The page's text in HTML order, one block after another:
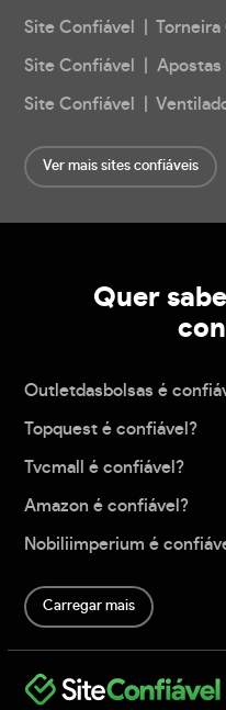
Site Confiável | Torneira
Site Confiável | Apostas
Site Confiável |
Ver mais sites confiáveis
Quer
Outletdasbolsas é
Topquest é confiável?
Tvcmall é confiável?
Amazon é confiável?
Nobiliimperium é
Carregar mais